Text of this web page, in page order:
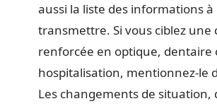
aussi la liste des informations à
transmettre. Si vous ciblez une
renforcée en optique, dentaire
hospitalisation, mentionnez-le
Les changements de situation,